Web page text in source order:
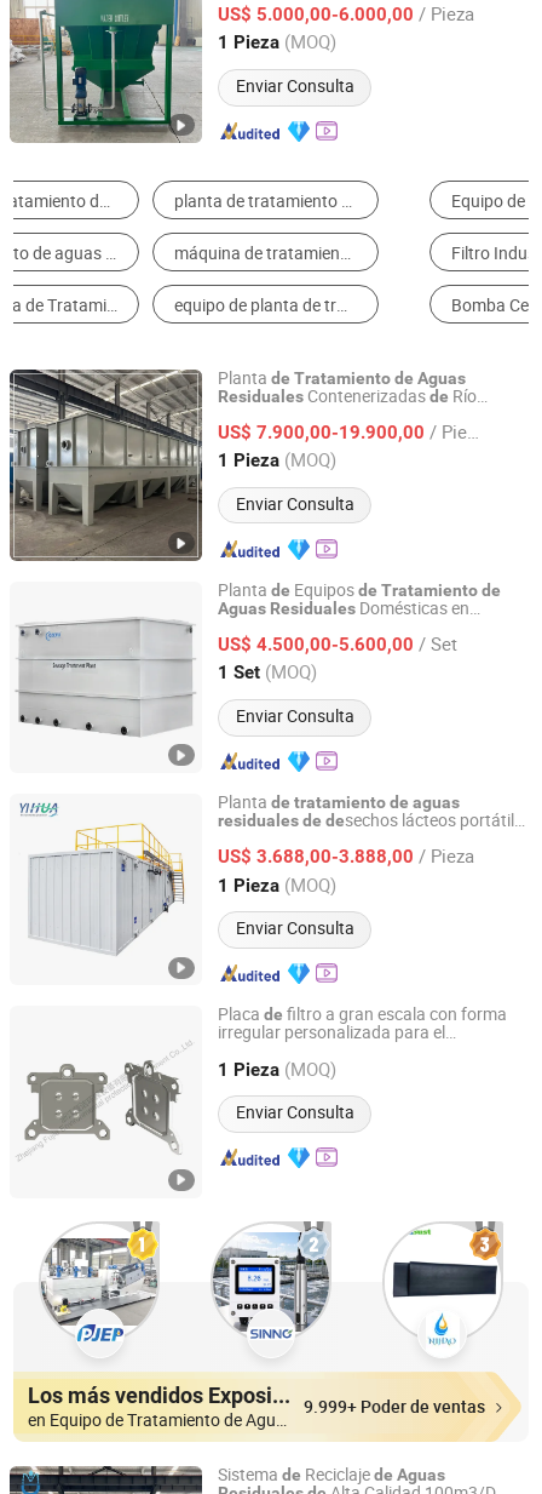
tratamiento deaguas residualesde
fábricas depapel
US$ 5.000,00-6.000,00 / Pieza
1 Pieza (MOQ)
Enviar Consulta
Shandong, China Desde 2018
Equipo de Tratamiento de Aguas Residuales Tratamiento Químico de Agua
Filtro Industrial de Agua Sistema de ósmosis inversa
Bomba Centrífuga Filtro de Membrana
Planta de Tratamientode Aguas
Residuales Contenerizadasde Río
ReutilizacióndeAguasResiduales
US$ 7.900,00-19.900,00 / Pieza
1 Pieza (MOQ)
Enviar Consulta
Qingdao Yimei Environment Project Co., Ltd.
Shandong, China Desde 2018
Planta de Equiposde Tratamientode
Aguas Residuales Domésticas en
AguasResiduales
US$ 4.500,00-5.600,00 / Set
1 Set (MOQ)
Enviar Consulta
Qingdao EVU Environmental And Engineering Equipment
Co., Ltd.
Shandong, China Desde 2020
Planta de tratamientode aguas
residualesde desechos lácteos portátil
US$ 3.688,00-3.888,00 / Pieza
1 Pieza (MOQ)
Enviar Consulta
QingdaoYihua Environmental Protection Co., Ltd.
Shandong, China Desde 2021
Placa de filtro a gran escala con forma
irregular personalizada para el
1 Pieza (MOQ)
Enviar Consulta
Zhejiang Fujie Intelligent Equipment Co., Ltd.
Zhejiang, China Desde 2023
Los más vendidos Expositores
en Equipo de Tratamiento de Aguas Residuales
9.999+ Poder de ventas
Sistema de Reciclajede Aguas